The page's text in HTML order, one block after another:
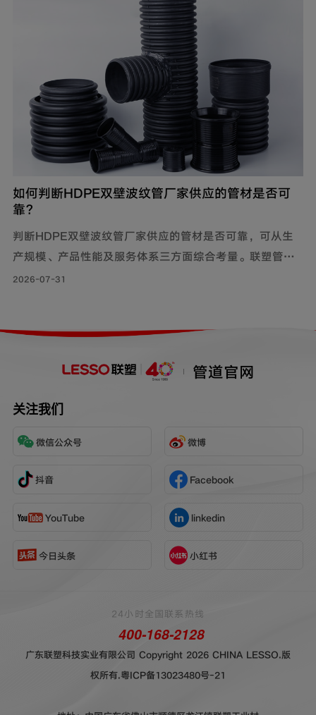
如何判断HDPE双壁波纹管厂家供应的管材是否可
靠？
判断HDPE双壁波纹管厂家供应的管材是否可靠，可从生
产规模、产品性能及服务体系三方面综合考量。联塑管道
深耕行业40年，其HDPE双壁波纹管质量可靠，被广泛用
2026-07-31
管道官网
关注我们
微信公众号 微博
抖音 Facebook
YouTube linkedin
今日头条 小红书
广东联塑科技实业有限公司 Copyright 2026 CHINA LESSO.版
权所有.粤ICP备13023480号-21
24小时全国联系热线
400-168-2128